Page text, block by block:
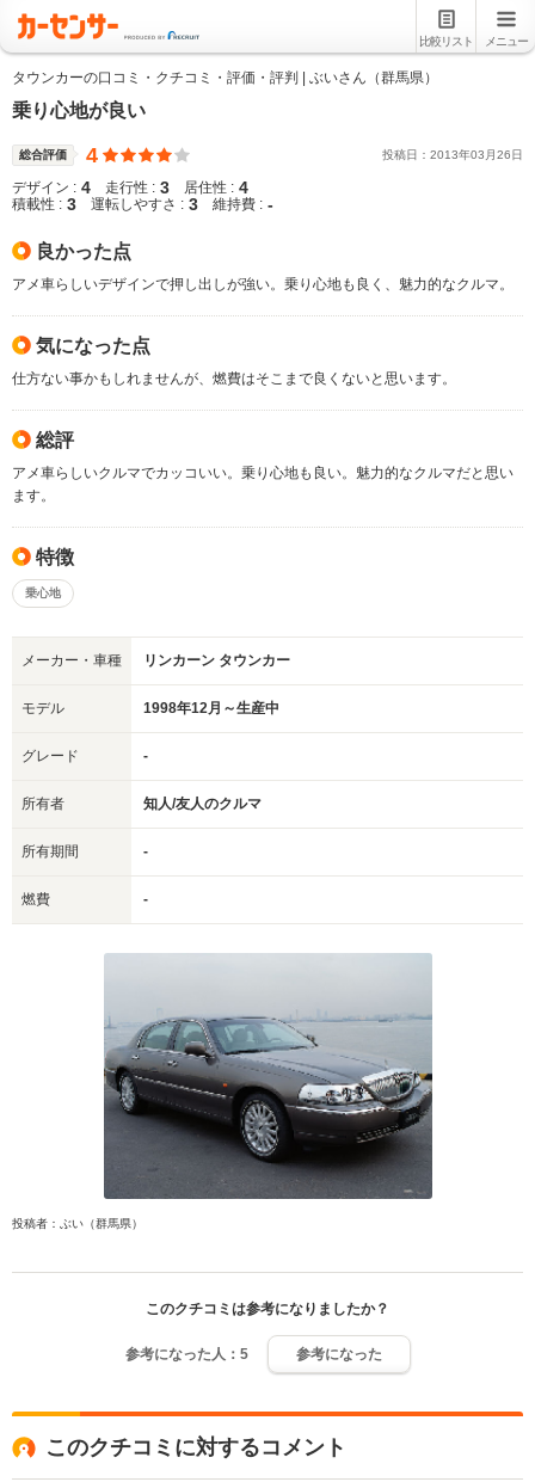
比較リスト メニュー
タウンカーの口コミ・クチコミ・評価・評判 | ぶいさん（群馬県）
乗り心地が良い
総合評価 4 投稿日： 2013年03 月26日
デザイン : 4 走行性 : 3 居住性 : 4
積載性 : 3 運転しやすさ : 3 維持費 : -
良かった点
アメ車らしいデザインで押し出しが強い。乗り心地も良く、魅力的なクルマ。
気になった点
仕方ない事かもしれませんが、燃費はそこまで良くないと思います。
総評
アメ車らしいクルマでカッコいい。乗り心地も良い。魅力的なクルマだと思い
ます。
特徴
乗心地
メーカー・車種 リンカーン タウンカー
モデル 1998年12月～生産中
グレード -
所有者 知人/友人のクルマ
所有期間 -
燃費 -
投稿者：ぶい（群馬県）
このクチコミは参考になりましたか？
参考になった人： 5 参考になった
このクチコミに対するコメント